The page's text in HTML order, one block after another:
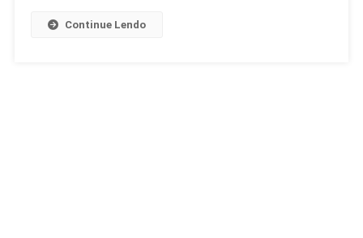
Continue Lendo